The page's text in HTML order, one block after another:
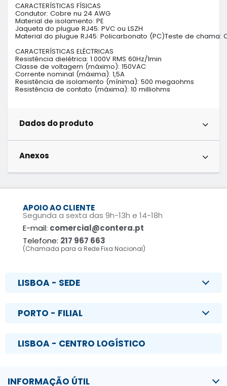
CARACTERÍSTICAS FÍSICAS
Condutor: Cobre nu 24 AWG
Material de isolamento: PE
Jaqueta do plugue RJ45: PVC ou LSZH
Material do plugue RJ45: Policarbonato (PC)Teste de chama:
CARACTERÍSTICAS ELÉCTRICAS
Resistência dielétrica: 1.000V RMS 60Hz/1min
Classe de voltagem (máximo): 150VAC
Corrente nominal (máxima): 1,5A
Resistência de isolamento (mínima): 500 megaohms
Resistência de contato (máxima): 10 milliohms
Dados do produto
Anexos
APOIO AO CLIENTE
Segunda a sexta das 9h-13h e 14-18h
E-mail: comercial@contera.pt
Telefone: 217 967 663
(Chamada para a Rede Fixa Nacional)
LISBOA - SEDE
PORTO - FILIAL
LISBOA - CENTRO LOGÍSTICO
INFORMAÇÃO ÚTIL